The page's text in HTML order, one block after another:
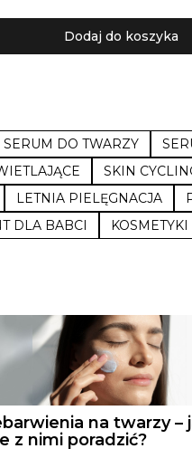
Dodaj do koszyka
SERUM DO TWARZY
SKIN
LETNIA PIELĘGNACJA
DLA BABCI
na twarzy –
z nimi poradzić?